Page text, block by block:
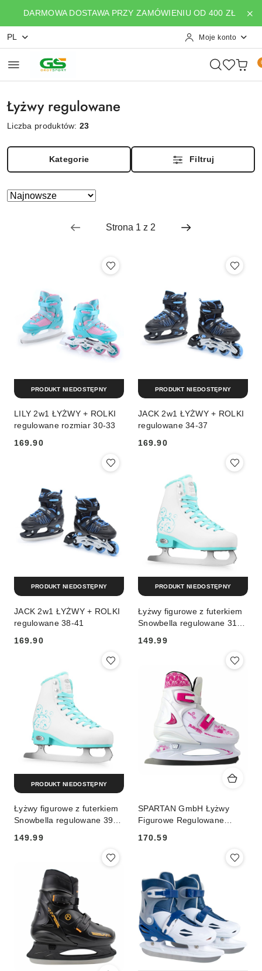
Przejdź do treści głównej
Przejdź do wyszukiwarki
Przejdź do moje konto
Przejdź do menu głównego
Przejdź do stopki
DARMOWA DOSTAWA PRZY ZAMÓWIENIU OD 400 ZŁ
PL Moje konto
Łyżwy regulowane
Liczba produktów:23
Kategorie Filtruj
Zastosowano
Sortuj
LILY 2w1 ŁYŻWY + ROLKI
regulowane rozmiar 30-33
169.90
PRODUKT NIEDOSTĘPNY
JACK 2w1 ŁYŻWY + ROLKI
regulowane 34-37
169.90
PRODUKT NIEDOSTĘPNY
JACK 2w1 ŁYŻWY + ROLKI
regulowane 38-41
Cena:
169.90
PRODUKT NIEDOSTĘPNY
Łyżwy figurowe z futerkiem
Snowbella regulowane 31-
Cena:
149.99
PRODUKT NIEDOSTĘPNY
Łyżwy figurowe z futerkiem
Snowbella regulowane 39-
149.99
PRODUKT NIEDOSTĘPNY
SPARTAN GmbH Łyżwy
Figurowe Regulowane
170.59